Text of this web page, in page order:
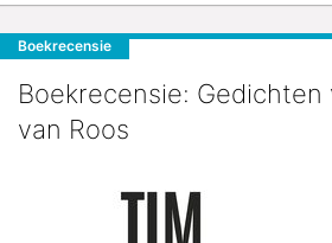
Boekrecensie
Boekrecensie: Gedichten
van Roos